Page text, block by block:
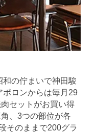
の佇まいで神田駿
ロンからは毎月29
セットがお買い得
、3つの部位が各
そのままで200グラ